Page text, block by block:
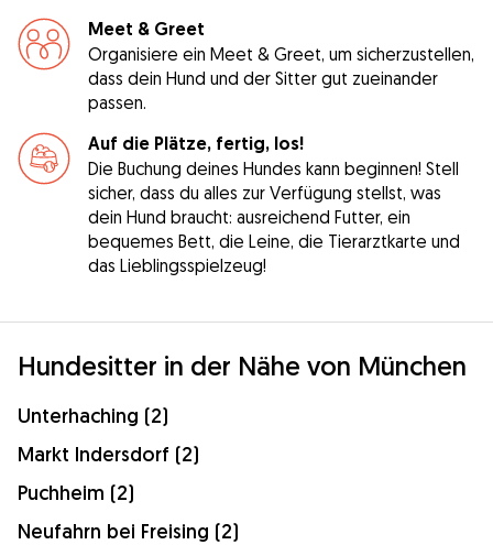
Meet & Greet
Organisiere ein Meet & Greet, um sicherzustellen,
dass dein Hund und der Sitter gut zueinander
passen.
Auf die Plätze, fertig, los!
Die Buchung deines Hundes kann beginnen! Stell
sicher, dass du alles zur Verfügung stellst, was
dein Hund braucht: ausreichend Futter, ein
bequemes Bett, die Leine, die Tierarztkarte und
das Lieblingsspielzeug!
Hundesitter in der Nähe von München
Unterhaching (2)
Markt Indersdorf (2)
Puchheim (2)
Neufahrn bei Freising (2)